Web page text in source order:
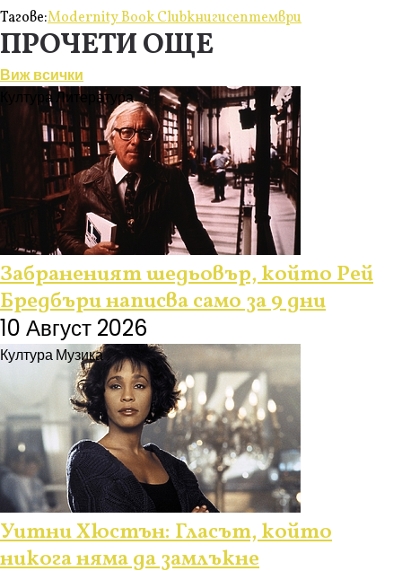
Тагове:Modernity Book Clubкнигисептември
ПРОЧЕТИ ОЩЕ
Виж всички
Култура Литература
Забраненият шедьовър, който Рей
Бредбъри написва само за 9 дни
10 Август 2026
КултураМузика
Уитни Хюстън: Гласът, който
никога няма да замлъкне